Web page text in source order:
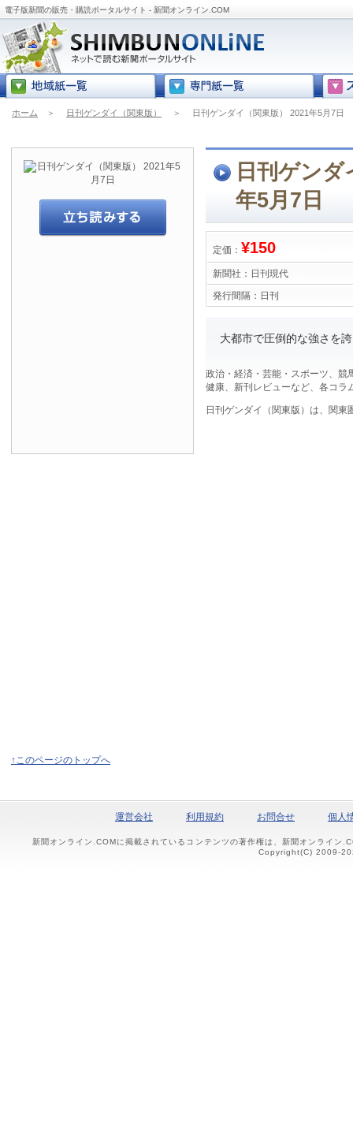
電子版新聞の販売・購読ポータルサイト - 新聞オンライン.COM
ホーム ＞ 日刊ゲンダイ（関東版） ＞ 日刊ゲンダイ（関東版） 2021年5月7日
日刊ゲン
年5月7日
定価： ¥150
新聞社： 日刊現代
発行間隔： 日刊
大都市で圧倒的な強さを
政治・経済・芸能・スポーツ、競
健康、新刊レビューなど、各コラ
日刊ゲンダイ（関東版）は、関
↑このページのトップへ
運営会社 利用規約 お問合せ 個人
新聞オンライン.COMに掲載されているコンテンツの著作権は、新聞オンライン
Copyright(C) 2009-